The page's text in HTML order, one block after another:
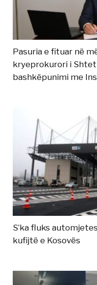
Pasuria e fituar në
kryeprokurori i
bashkëpunimi me
S’ka fluks
kufijtë e Kosovës